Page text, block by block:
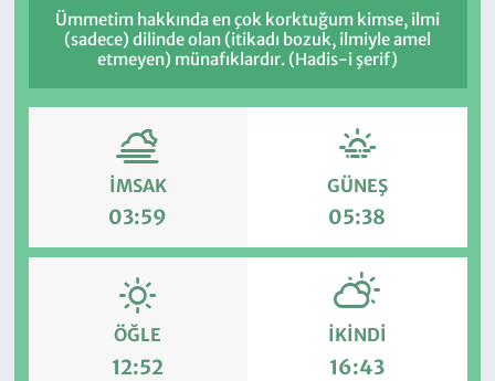
Ümmetim hakkında en çok korktuğum kimse, ilmi
(sadece) dilinde olan (itikadı bozuk, ilmiyle amel
etmeyen) münafıklardır. (Hadis-i şerif)
İMSAK
03:59
GÜNEŞ
05:38
ÖĞLE
12:52
İKINDI
16:43